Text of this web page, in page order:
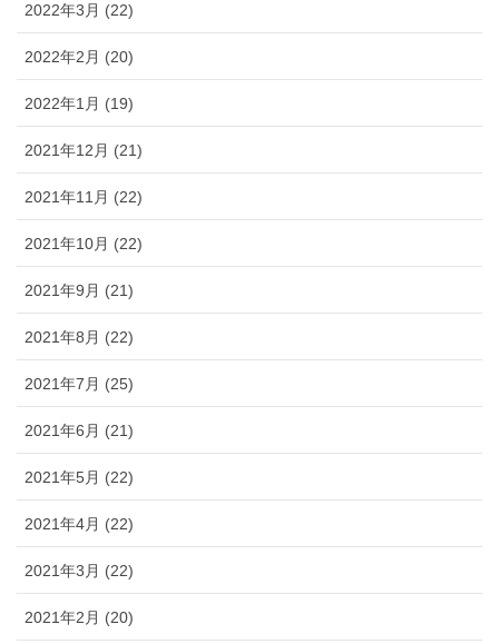
2022年3月 (22)
2022年2月 (20)
2022年1月 (19)
2021年12月 (21)
2021年11月 (22)
2021年10月 (22)
2021年9月 (21)
2021年8月 (22)
2021年7月 (25)
2021年6月 (21)
2021年5月 (22)
2021年4月 (22)
2021年3月 (22)
2021年2月 (20)